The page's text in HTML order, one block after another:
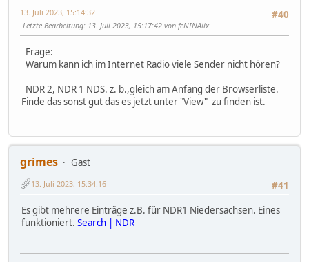
#40
13. Juli 2023, 15:14:32
Letzte Bearbeitung: 13. Juli 2023, 15:17:42 von feNINAlix
Frage:
Warum kann ich im Internet Radio viele Sender nicht hören?
NDR 2, NDR 1 NDS. z. b.,gleich am Anfang der Browserliste.
Finde das sonst gut das es jetzt unter "View" zu finden ist.
grimes
Gast
#41
13. Juli 2023, 15:34:16
Es gibt mehrere Einträge z.B. für NDR1 Niedersachsen. Eines
funktioniert. Search | NDR